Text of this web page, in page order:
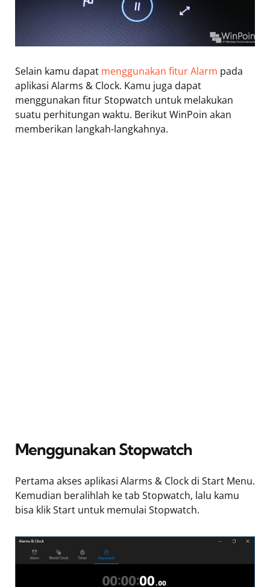
Selain kamu dapat menggunakan fitur Alarm pada
aplikasi Alarms & Clock. Kamu juga dapat
menggunakan fitur Stopwatch untuk melakukan
suatu perhitungan waktu. Berikut WinPoin akan
memberikan langkah-langkahnya.
Menggunakan Stopwatch
Pertama akses aplikasi Alarms & Clock di Start Menu.
Kemudian beralihlah ke tab Stopwatch, lalu kamu
bisa klik Start untuk memulai Stopwatch.